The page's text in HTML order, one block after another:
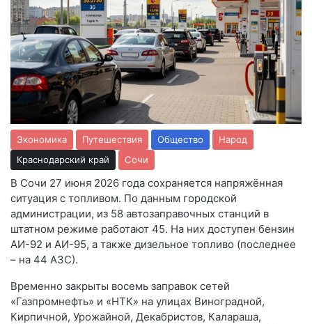
Экономика Путешествия Общество
Народ
Краснодарский край
Сочи
В Сочи 27 июня 2026 года сохраняется напряжённая
ситуация с топливом. По данным городской
администрации, из 58 автозаправочных станций в
штатном режиме работают 45. На них доступен бензин
АИ-92 и АИ-95, а также дизельное топливо (последнее
– на 44 АЗС).
Временно закрыты восемь заправок сетей
«Газпромнефть» и «НТК» на улицах Виноградной,
Кирпичной, Урожайной, Декабристов, Калараша,